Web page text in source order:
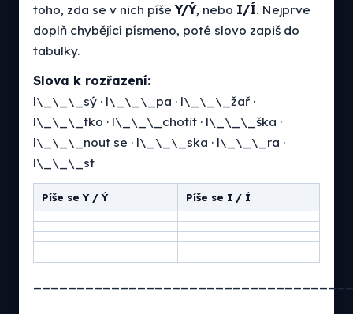
toho, zda se v nich píše Y/Ý, nebo I/Í. Nejprve
doplň chybějící písmeno, poté slovo zapiš do
tabulky.
Slova k rozřazení:
l\_\_\_sý · l\_\_\_pa · l\_\_\_žař ·
l\_\_\_tko · l\_\_\_chotit · l\_\_\_ška ·
l\_\_\_nout se · l\_\_\_ska · l\_\_\_ra ·
l\_\_\_st
Píše se Y / Ý Píše se I / Í